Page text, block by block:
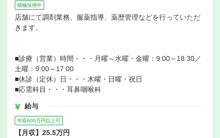
積極採用中
店舗にて調剤業務、服薬指導、薬歴管理などを行っていただ
きます。
■診療（営業）時間・・・月曜～水曜・金曜：9:00～18:30／
土曜：9:00～17:00
■休診（定休）日・・・木曜・日曜・祝日
■応需科目・・・耳鼻咽喉科
給与
年収600万円以上可
【月収】25.5万円